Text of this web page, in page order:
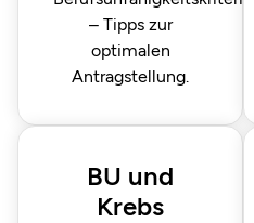
– Tipps zur
optimalen
Antragstellung.
BU und
Krebs